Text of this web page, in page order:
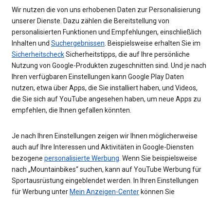
Wir nutzen die von uns erhobenen Daten zur Personalisierung
unserer Dienste. Dazu zählen die Bereitstellung von
personalisierten Funktionen und Empfehlungen, einschließlich
Inhalten und Suchergebnissen . Beispielsweise erhalten Sie im
SicherheitscheckSicherheitstipps, die auf Ihre persönliche
Nutzung von Google-Produkten zugeschnitten sind. Und je nach
Ihren verfügbaren Einstellungen kann Google Play Daten
nutzen, etwa über Apps, die Sie installiert haben, und Videos,
die Sie sich auf YouTube angesehen haben, um neue Apps zu
empfehlen, die Ihnen gefallen könnten.
Je nach Ihren Einstellungen zeigen wir Ihnen möglicherweise
auch auf Ihre Interessen und Aktivitäten in Google-Diensten
bezogene personalisierte Werbung . Wenn Sie beispielsweise
nach „Mountainbikes“ suchen, kann auf YouTube Werbung für
Sportausrüstung eingeblendet werden. In Ihren Einstellungen
für Werbung unterMein Anzeigen-Centerkönnen Sie